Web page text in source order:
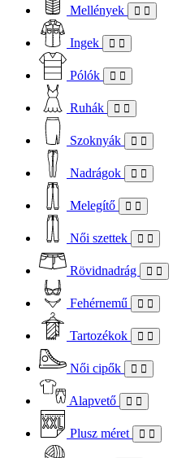
Mellények
Ingek
Pólók
Ruhák
Szoknyák
Nadrágok
Melegítő
Női szettek
Rövidnadrág
Fehérnemű
Tartozékok
Női cipők
Alapvető
Plusz méret